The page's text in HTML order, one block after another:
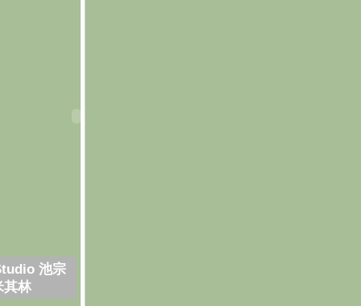
池宗
其林